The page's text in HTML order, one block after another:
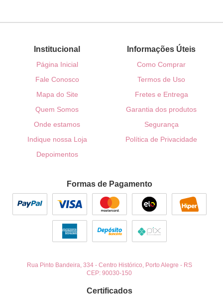
Institucional
Página Inicial
Fale Conosco
Mapa do Site
Quem Somos
Onde estamos
Indique nossa Loja
Depoimentos
Informações Úteis
Como Comprar
Termos de Uso
Fretes e Entrega
Garantia dos produtos
Segurança
Política de Privacidade
Formas de Pagamento
Rua Pinto Bandeira, 334- Centro Histórico, Porto Alegre - RS
CEP: 90030-150
Certificados